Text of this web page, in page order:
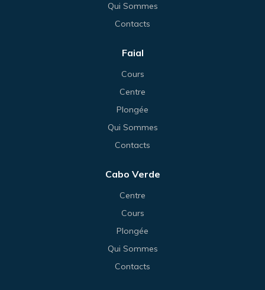
Qui Sommes
Contacts
Faial
Cours
Centre
Plongée
Qui Sommes
Contacts
Cabo Verde
Centre
Cours
Plongée
Qui Sommes
Contacts